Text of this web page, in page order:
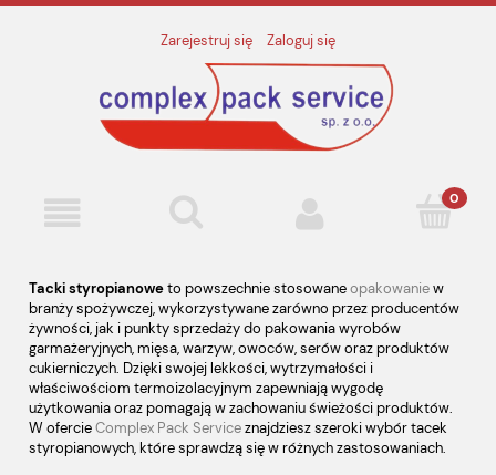
Zarejestruj się Zaloguj się
Tacki styropianoweto powszechnie stosowaneopakowaniew
branży spożywczej, wykorzystywane zarówno przez producentów
żywności, jak i punkty sprzedaży do pakowania wyrobów
garmażeryjnych, mięsa, warzyw, owoców, serów oraz produktów
cukierniczych. Dzięki swojej lekkości, wytrzymałości i
właściwościom termoizolacyjnym zapewniają wygodę
użytkowania oraz pomagają w zachowaniu świeżości produktów.
W ofercieComplex Pack Serviceznajdziesz szeroki wybór tacek
styropianowych, które sprawdzą się w różnych zastosowaniach.